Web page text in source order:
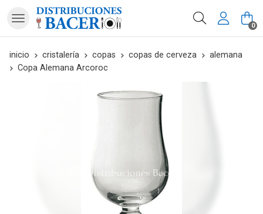
Buscar 0
inicio cristalería copas copas de cerveza
alemana
Copa Alemana Arcoroc